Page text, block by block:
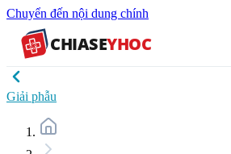
Chuyển đến nội dung chính
CHIASEYHOC
Giải phẫu